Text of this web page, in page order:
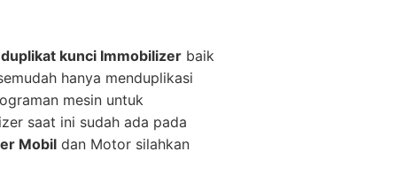
duplikat kunci Immobilizer baik
hanya menduplikasi
mesin untuk
saat ini sudah ada pada
Mobil dan Motor silahkan